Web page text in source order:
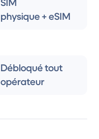
SIM
physique + eSIM
Débloqué tout
opérateur